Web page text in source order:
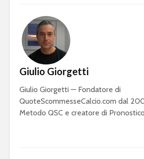
Giulio Giorgetti
Giulio Giorgetti — Fondatore di
QuoteScommesseCalcio.com dal
Metodo QSC e creatore di